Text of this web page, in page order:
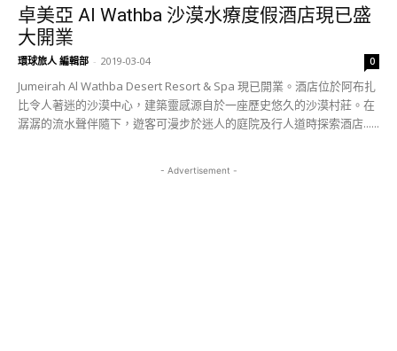
卓美亞 Al Wathba 沙漠水療度假酒店現已盛
大開業
環球旅人 編輯部 - 2019-03-04 0
Jumeirah Al Wathba Desert Resort & Spa 現已開業。酒店位於阿布扎
比令人著迷的沙漠中心，建築靈感源自於一座歷史悠久的沙漠村莊。在
潺潺的流水聲伴隨下，遊客可漫步於迷人的庭院及行人道時探索酒店......
- Advertisement -